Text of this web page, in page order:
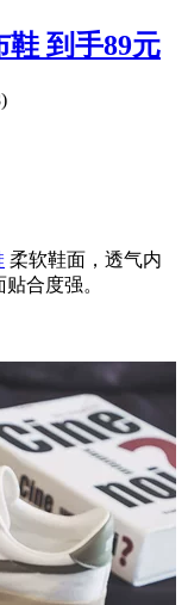
鞋 到手89元
柔软鞋面，透气内
合度强。